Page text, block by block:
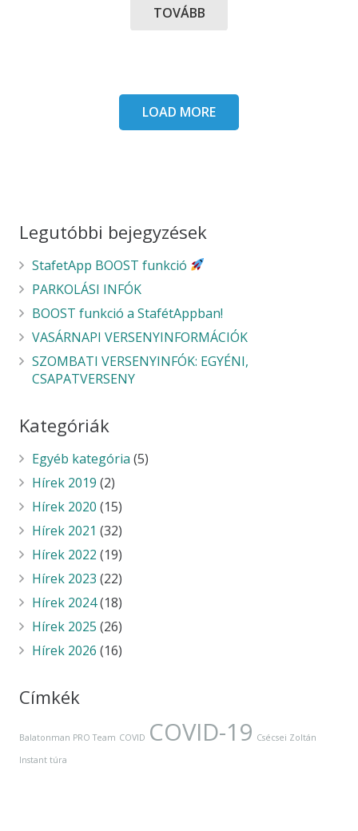
TOVÁBB
LOAD MORE
Legutóbbi bejegyzések
StafetApp BOOST funkció
PARKOLÁSI INFÓK
BOOST funkció a StafétAppban!
VASÁRNAPI VERSENYINFORMÁCIÓK
SZOMBATI VERSENYINFÓK: EGYÉNI,
CSAPATVERSENY
Kategóriák
Egyéb kategória (5)
Hírek 2019 (2)
Hírek 2020 (15)
Hírek 2021 (32)
Hírek 2022 (19)
Hírek 2023 (22)
Hírek 2024(18)
Hírek 2025 (26)
Hírek 2026 (16)
Címkék
Balatonman PRO Team COVID COVID-19 Csécsei Zoltán
Instant túra